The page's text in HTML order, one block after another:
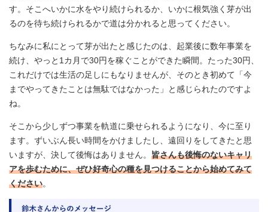
す。そこへいかに水をやり続けられるか、いかに根気強く芽が出
るのを待ち続けられるかで道は分かれると思ってください。
ちなみに私にとって芽が出たと感じたのは、起業後に数年事業を
続け、やっと1カ月で30円を稼ぐことができた瞬間。たった30円、
これだけでは生活の足しにもなりませんが、そのとき初めて「今
までやってきたことは無駄ではなかった」と感じられたのですよ
ね。
そこから少しずつ事業を軌道に乗せられるようになり、今に至り
ます。ずいぶん長い時間をかけましたし、遠回りをしてきたと思
いますが、決して後悔はありません。 皆さんも後悔のないキャリ
アを歩むために、ぜひ好奇心の種を見つけることから始めてみて
ください。